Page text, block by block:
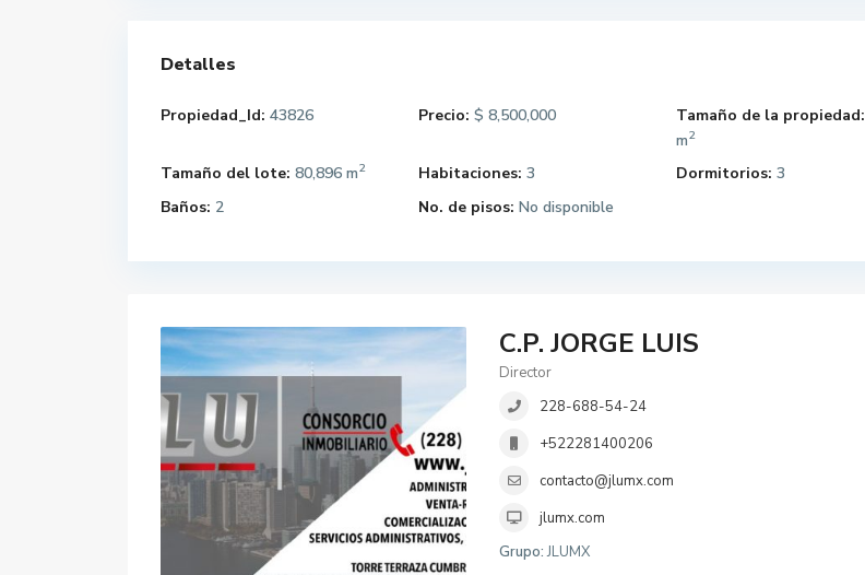
Detalles
Propiedad_Id: 43826 Precio: $ 8,500,000 Tamaño de la propiedad:
m2
Tamaño del lote: 80,896 m2 Habitaciones: 3 Dormitorios: 3
Baños: 2 No. de pisos: No disponible
C.P. JORGE LUIS
Director
228-688-54-24
+522281400206
contacto@jlumx.com
jlumx.com
Grupo:JLUMX